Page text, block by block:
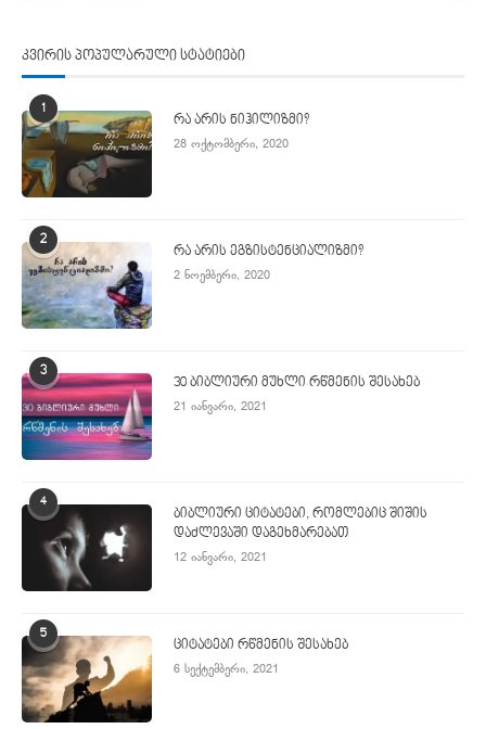
კვირის პოპულარული სტატიები
1
რა არის ნიჰილიზმი?
28 ოქტომბერი, 2020
2
რა არის ეგზისტენციალიზმი?
2 ნოემბერი, 2020
3
30 ბიბლიური მუხლი რწმენის შესახებ
21 იანვარი, 2021
4
ბიბლიური ციტატები, რომლებიც შიშის
დაძლევაში დაგეხმარებათ
12 იანვარი, 2021
5
ციტატები რწმენის შესახებ
6 სექტემბერი, 2021